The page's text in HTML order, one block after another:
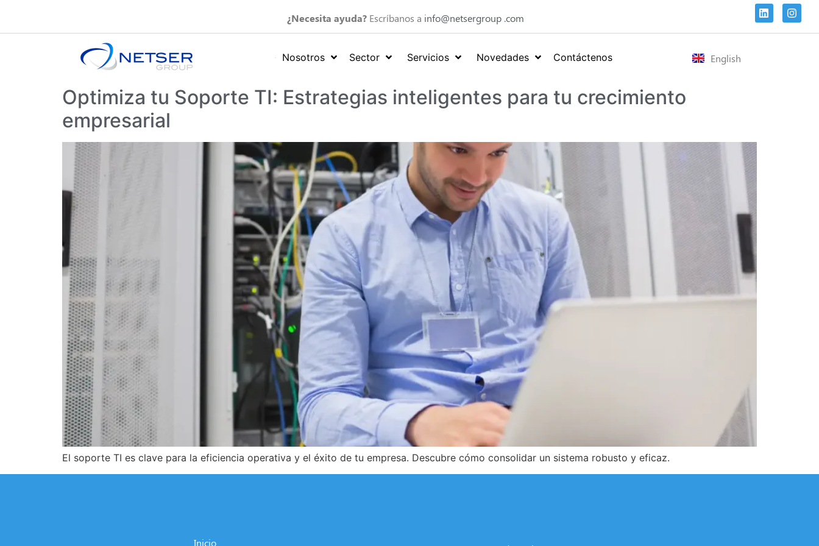
¿Necesita ayuda?Escríbanos a info@netsergroup .com
Nosotros Sector Servicios Novedades Contáctenos English
Optimiza tu Soporte TI: Estrategias inteligentes para tu crecimiento
empresarial
El soporte TI es clave para la eficiencia operativa y el éxito de tu empresa. Descubre cómo consolidar un sistema robusto y eficaz.
Inicio